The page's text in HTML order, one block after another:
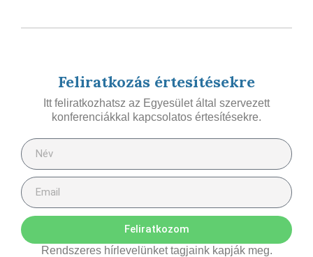
Feliratkozás értesítésekre
Itt feliratkozhatsz az Egyesület által szervezett
konferenciákkal kapcsolatos értesítésekre.
Feliratkozom
Rendszeres hírlevelünket tagjaink kapják meg.